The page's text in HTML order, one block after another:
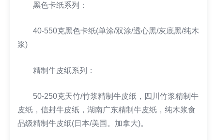
黑色卡纸系列：
40-550克黑色卡纸(单涂/双涂/透心黑/灰底黑/纯木
浆)
精制牛皮纸系列：
50-250克天竹/竹浆精制牛皮纸，四川竹浆精制牛
皮纸，信封牛皮纸，湖南广东精制牛皮纸，纯木浆食
品级精制牛皮纸(日本/美国。加拿大)。